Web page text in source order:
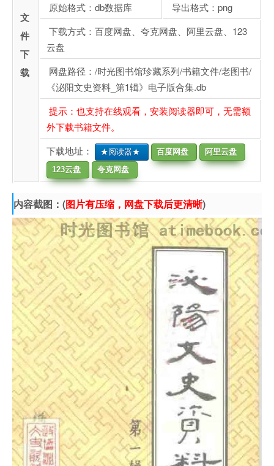
文
件
下
载
原始格式：db数据库
导出格式：png
下载方式：百度网盘、夸克网盘、阿里云盘、123
云盘
网盘路径：/时光图书馆珍藏系列/书籍文件/老图书/
《泌阳文史资料_第1辑》电子版合集.db
提示：也支持在线观看，安装阅读器即可，无需额
外下载书籍文件。
下载地址：
★阅读器★ 百度网盘
阿里云盘
123云盘
夸克网盘
内容截图：(图片有压缩，网盘下载后更清晰)